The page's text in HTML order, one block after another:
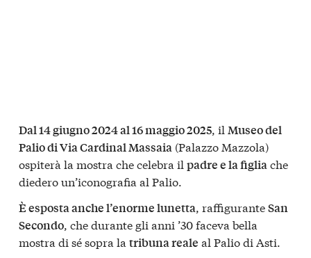
Dal 14 giugno 2024 al 16 maggio 2025, il Museo del
Palio di Via Cardinal Massaia (Palazzo Mazzola)
ospiterà la mostra che celebra il padre e la figliache
diedero un’iconografia al Palio.
È esposta anche l’enorme lunetta, raffiguranteSan
Secondo, che durante gli anni ’30 faceva bella
mostra di sé sopra la tribuna reale al Palio di Asti.